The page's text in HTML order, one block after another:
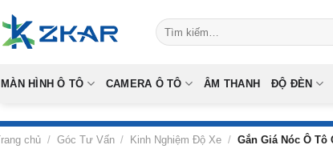
to
content
Tìm
kiếm:
MÀN HÌNH Ô TÔ CAMERA Ô TÔ ÂM THANH ĐỘ ĐÈN
chủ / Góc Tư Vấn / Kinh Nghiệm Độ Xe / Gắn Giá Nóc Ô